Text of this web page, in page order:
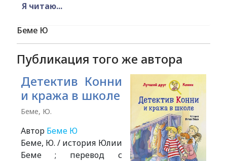
Я читаю...
Беме Ю
Публикация того же автора
Детектив Конни
и кража в школе
Беме, Ю.
Автор Беме Ю
Беме, Ю. / история Юлии
Беме ; перевод с